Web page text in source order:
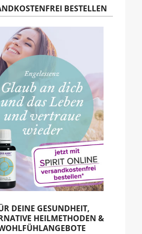
BESTELLEN
DEINE GESUNDHEIT,
HEILMETHODEN &